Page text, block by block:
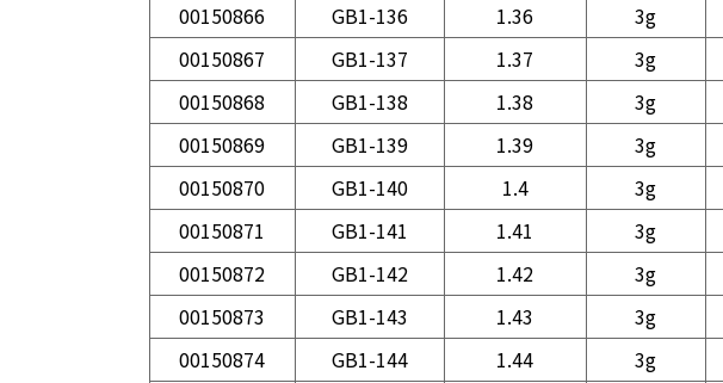
00150866
GB1-136 1.36 3g
00150867
GB1-137 1.37 3g
00150868
GB1-138 1.38 3g
00150869
GB1-139 1.39 3g
00150870
GB1-140 1.4 3g
00150871
GB1-141 1.41 3g
00150872
GB1-142 1.42 3g
00150873
GB1-143 1.43 3g
00150874
GB1-144 1.44 3g